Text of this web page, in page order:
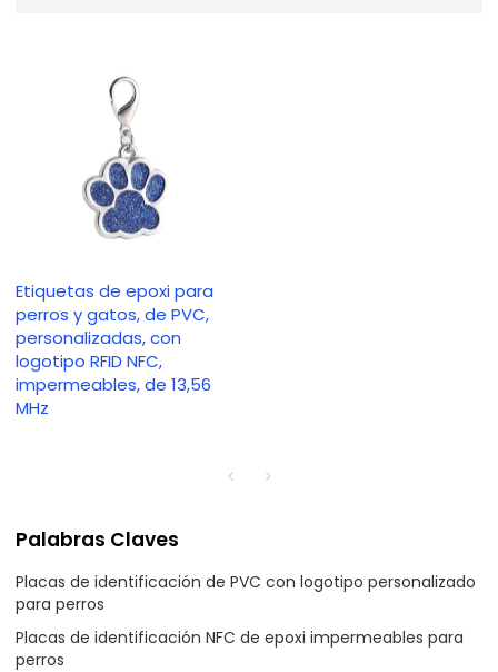
Etiquetas de epoxi para
perros y gatos, de PVC,
personalizadas, con
logotipo RFID NFC,
impermeables, de 13,56
MHz
Palabras Claves
Placas de identificación de PVC con logotipo personalizado
para perros
Placas de identificación NFC de epoxi impermeables para
perros